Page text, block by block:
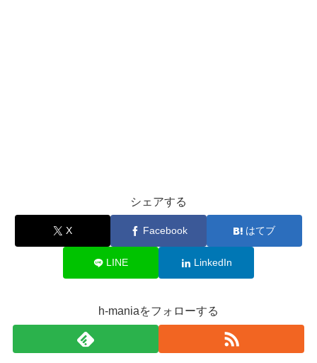
シェアする
X Facebook はてブ
LINE LinkedIn
h-maniaをフォローする